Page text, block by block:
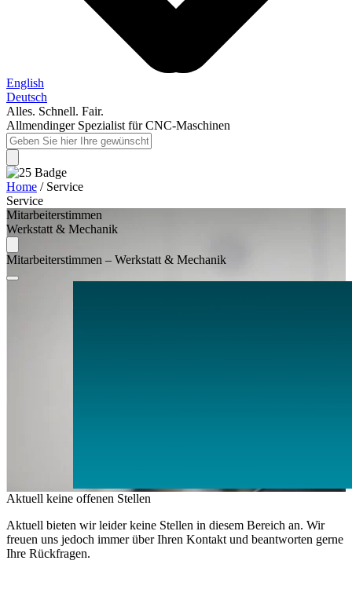
English
Deutsch
Alles. Schnell. Fair.
Allmendinger Spezialist für CNC-Maschinen
Home / Service
Service
Mitarbeiterstimmen
Werkstatt & Mechanik
Mitarbeiterstimmen – Werkstatt & Mechanik
Aktuell keine offenen Stellen
Aktuell bieten wir leider keine Stellen in diesem Bereich an. Wir
freuen uns jedoch immer über Ihren Kontakt und beantworten gerne
Ihre Rückfragen.